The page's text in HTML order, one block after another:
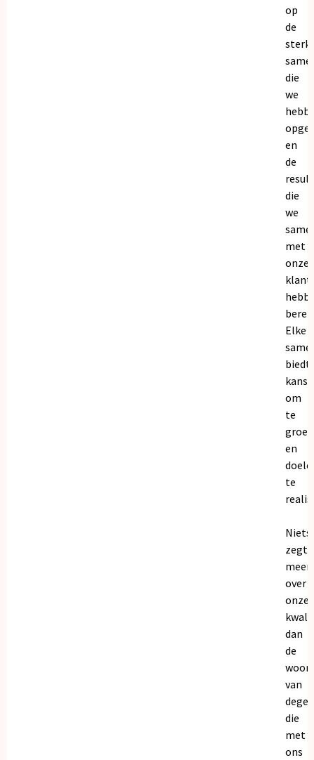
op
de
die
we
en
de
die
we
met
onze
Elke
biedt
om
te
en
te
Niets
zegt
meer
over
onze
dan
de
van
die
met
ons